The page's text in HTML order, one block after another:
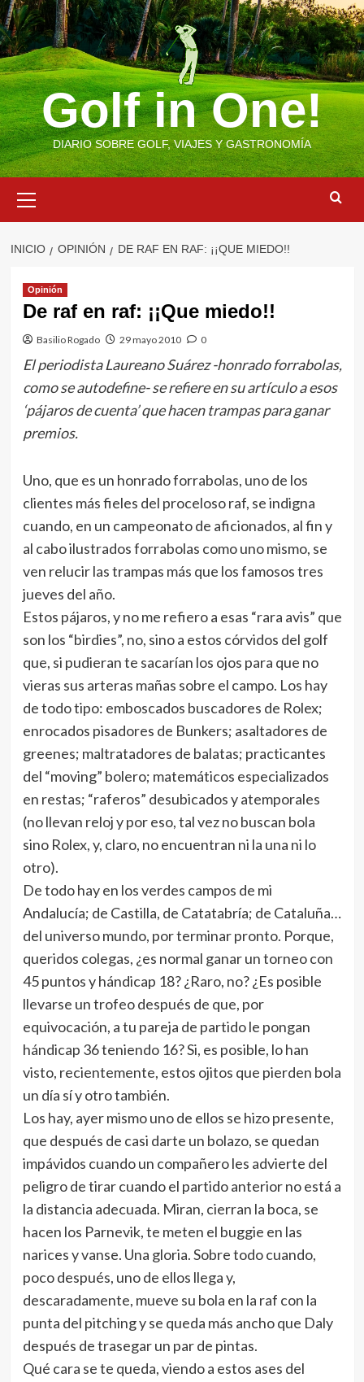
Saltar
al
contenido
Golf in One!
DIARIO SOBRE GOLF, VIAJES Y GASTRONOMÍA
primario
INICIO OPINIÓN DE RAF EN RAF: ¡¡QUE MIEDO!!
Opinión
De raf en raf: ¡¡Que miedo!!
Basilio Rogado 29 mayo 2010 0
El periodista Laureano Suárez -honrado forrabolas,
como se autodefine- se refiere en su artículo a esos
‘pájaros de cuenta’ que hacen trampas para ganar
premios.
Uno, que es un honrado forrabolas, uno de los
clientes más fieles del proceloso raf, se indigna
cuando, en un campeonato de aficionados, al fin y
al cabo ilustrados forrabolas como uno mismo, se
ven relucir las trampas más que los famosos tres
jueves del año.
Estos pájaros, y no me refiero a esas “rara avis” que
son los “birdies”, no, sino a estos córvidos del golf
que, si pudieran te sacarían los ojos para que no
vieras sus arteras mañas sobre el campo. Los hay
de todo tipo: emboscados buscadores de Rolex;
enrocados pisadores de Bunkers; asaltadores de
greenes; maltratadores de balatas; practicantes
del “moving” bolero; matemáticos especializados
en restas; “raferos” desubicados y atemporales
(no llevan reloj y por eso, tal vez no buscan bola
sino Rolex, y, claro, no encuentran ni la una ni lo
otro).
De todo hay en los verdes campos de mi
Andalucía; de Castilla, de Catatabría; de Cataluña…
del universo mundo, por terminar pronto. Porque,
queridos colegas, ¿es normal ganar un torneo con
45 puntos y hándicap 18? ¿Raro, no? ¿Es posible
llevarse un trofeo después de que, por
equivocación, a tu pareja de partido le pongan
hándicap 36 teniendo 16? Si, es posible, lo han
visto, recientemente, estos ojitos que pierden bola
un día sí y otro también.
Los hay, ayer mismo uno de ellos se hizo presente,
que después de casi darte un bolazo, se quedan
impávidos cuando un compañero les advierte del
peligro de tirar cuando el partido anterior no está a
la distancia adecuada. Miran, cierran la boca, se
hacen los Parnevik, te meten el buggie en las
narices y vanse. Una gloria. Sobre todo cuando,
poco después, uno de ellos llega y,
descaradamente, mueve su bola en la raf con la
punta del pitching y se queda más ancho que Daly
después de trasegar un par de pintas.
Qué cara se te queda, viendo a estos ases del